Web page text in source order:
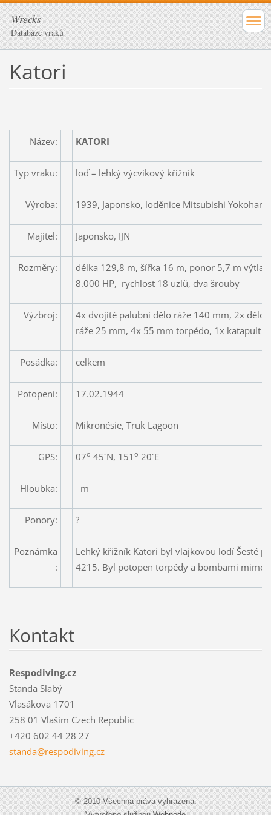
Wrecks
Databáze vraků
Katori
Název: KATORI
Typ vraku: loď – lehký výcvikový křižník
Výroba: 1939, Japonsko, loděnice Mitsubishi
Majitel: Japonsko, IJN
Rozměry:
délka 129,8 m, šířka 16 m, ponor 5,7 m
8.000 HP, rychlost 18 uzlů, dva šrouby
Výzbroj:
4x dvojité palubní dělo ráže 140 mm, 2x dělo
ráže 25 mm, 4x 55 mm torpédo, 1x katapult
Posádka: celkem
Potopení: 17.02.1944
Místo: Mikronésie, Truk Lagoon
GPS: 07o 45´N, 151 o 20´E
Hloubka: m
Ponory: ?
Poznámka
:
Lehký křižník Katori byl vlajkovou lodí Šesté
4215. Byl potopen torpédy a bombami mimo
Kontakt
Respodiving.cz
Standa Slabý
Vlasákova 1701
258 01 Vlašim Czech Republic
+420 602 44 28 27
standa@respodiving.cz
© 2010 Všechna práva vyhrazena.